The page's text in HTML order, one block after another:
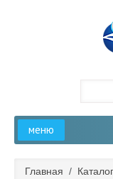
меню
Главная /